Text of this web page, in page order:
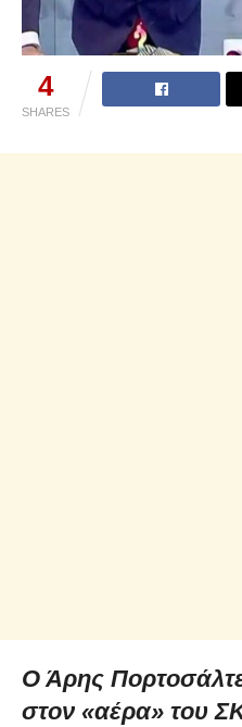
4
SHARES
Ο Άρης
στον «αέρα» του